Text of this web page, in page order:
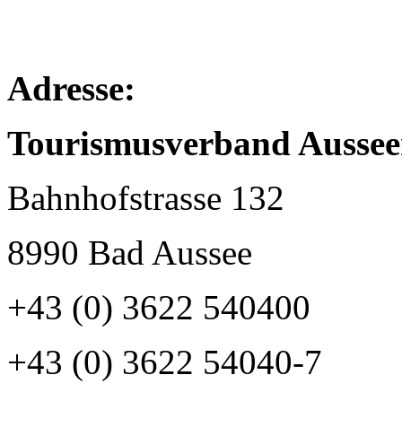
Adresse:
Tourismusverband
Bahnhofstrasse 132
8990 Bad Aussee
+43 (0) 3622 540400
+43 (0) 3622 54040-7